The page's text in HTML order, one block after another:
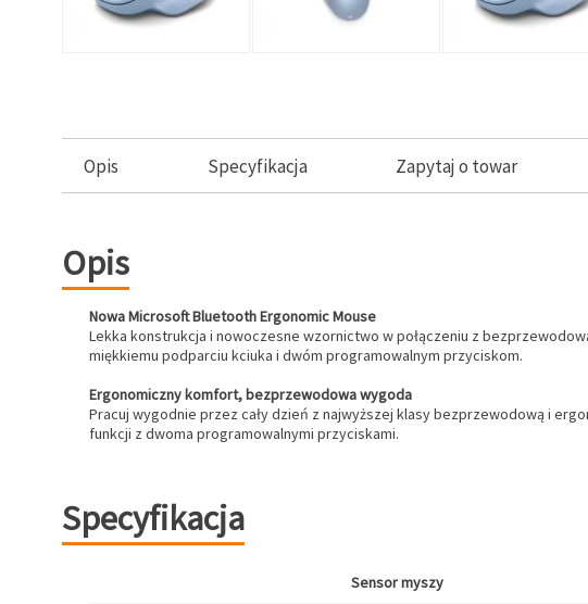
Opis Specyfikacja Zapytaj o towar
Opis
Nowa Microsoft Bluetooth Ergonomic Mouse
Lekka konstrukcja i nowoczesne wzornictwo w połączeniu z
miękkiemu podparciu kciuka i dwóm programowalnym przyciskom.
Ergonomiczny komfort, bezprzewodowa wygoda
Pracuj wygodnie przez cały dzień z najwyższej klasy bezprzewodową i
funkcji z dwoma programowalnymi przyciskami.
Specyfikacja
Sensor myszy